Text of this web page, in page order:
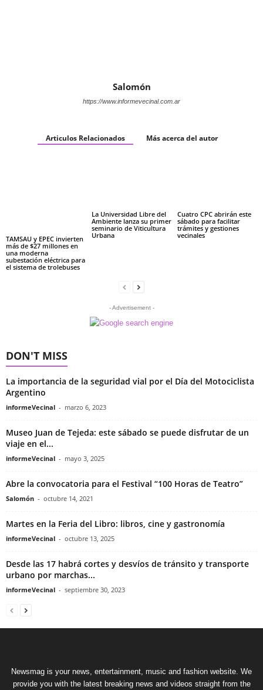
Salomón
https://www.informevecinal.com.ar
Articulos Relacionados Más acerca del autor
TAMSAU y EPEC invierten
más de $27 millones en
una moderna
subestación eléctrica para
el sistema de trolebuses
La Universidad Libre del
Ambiente lanza su primer
seminario de Viticultura
Urbana
Cuatro CPC abrirán este
sábado para facilitar
trámites y gestiones
vecinales
- Advertisement -
DON'T MISS
La importancia de la seguridad vial por el Día del Motociclista
Argentino
informeVecinal - marzo 6, 2023
Museo Juan de Tejeda: este sábado se puede disfrutar de un
viaje en el...
informeVecinal - mayo 3, 2025
Abre la convocatoria para el Festival “100 Horas de Teatro”
Salomón - octubre 14, 2021
Martes en la Feria del Libro: libros, cine y gastronomía
informeVecinal - octubre 13, 2025
Desde las 17 habrá cortes y desvíos de tránsito y transporte
urbano por marchas...
informeVecinal - septiembre 30, 2023
Newsmag is your news, entertainment, music and fashion website. We
provide you with the latest breaking news and videos straight from the